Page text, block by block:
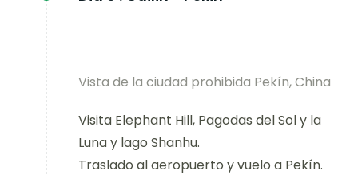
Vista de la ciudad prohibida Pekín, China
Visita Elephant Hill, Pagodas del Sol y la
Luna y lago Shanhu.
Traslado al aeropuerto y vuelo a Pekín.